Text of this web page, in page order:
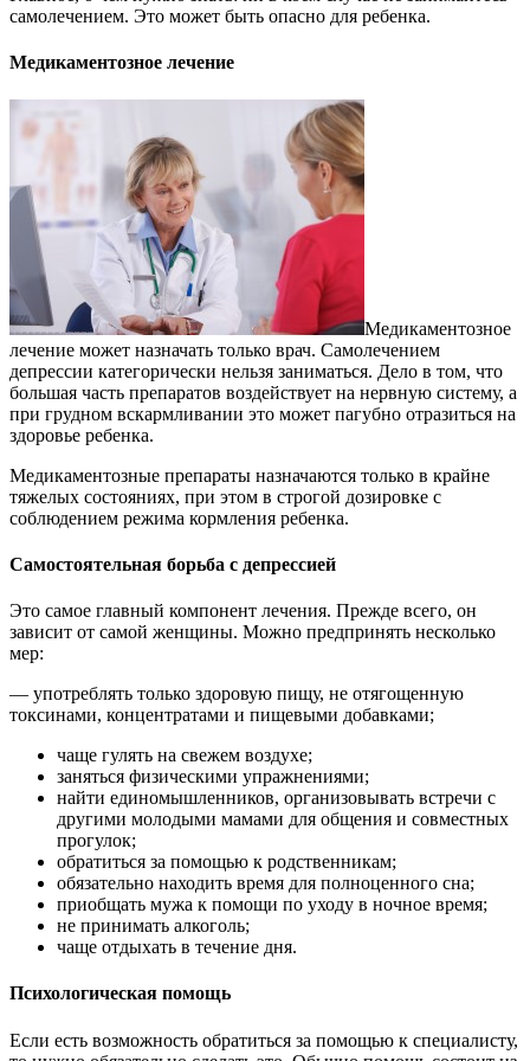
самолечением. Это может быть опасно для ребенка.
Медикаментозное лечение
Медикаментозное
лечение может назначать только врач. Самолечением
депрессии категорически нельзя заниматься. Дело в том, что
большая часть препаратов воздействует на нервную систему, а
при грудном вскармливании это может пагубно отразиться на
здоровье ребенка.
Медикаментозные препараты назначаются только в крайне
тяжелых состояниях, при этом в строгой дозировке с
соблюдением режима кормления ребенка.
Самостоятельная борьба с депрессией
Это самое главный компонент лечения. Прежде всего, он
зависит от самой женщины. Можно предпринять несколько
мер:
— употреблять только здоровую пищу, не отягощенную
токсинами, концентратами и пищевыми добавками;
чаще гулять на свежем воздухе;
заняться физическими упражнениями;
найти единомышленников, организовывать встречи с
другими молодыми мамами для общения и совместных
прогулок;
обратиться за помощью к родственникам;
обязательно находить время для полноценного сна;
приобщать мужа к помощи по уходу в ночное время;
не принимать алкоголь;
чаще отдыхать в течение дня.
Психологическая помощь
Если есть возможность обратиться за помощью к специалисту,